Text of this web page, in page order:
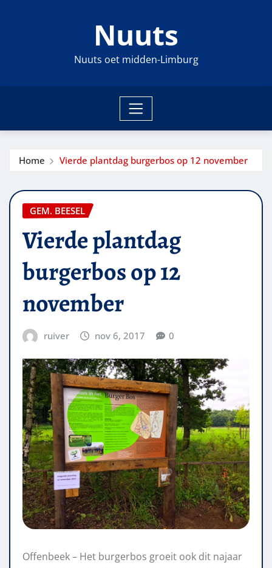
Nuuts
Nuuts oet midden-Limburg
Home Vierde plantdag burgerbos op 12 november
GEM. BEESEL
Vierde plantdag
burgerbos op 12
november
ruiver nov 6, 2017 0
Offenbeek – Het burgerbos groeit ook dit najaar